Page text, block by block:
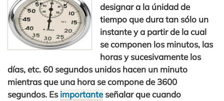
designar a la únidad de
tiempo que dura tan sólo un
instante y a partir de la cual
se componen los minutos, las
horas y sucesivamente los
días, etc. 60 segundos unidos hacen un minuto
mientras que una hora se compone de 3600
segundos. Esimportanteseñalar que cuando